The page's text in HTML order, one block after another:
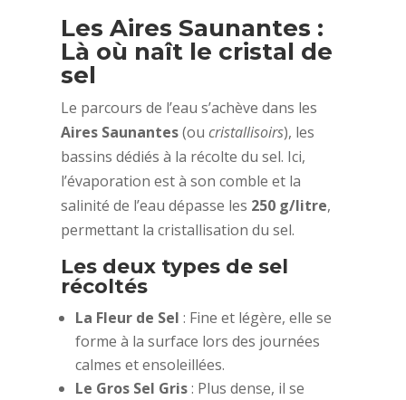
Les Aires Saunantes :
Là où naît le cristal de
sel
Le parcours de l’eau s’achève dans les
Aires Saunantes(oucristallisoirs), les
bassins dédiés à la récolte du sel. Ici,
l’évaporation est à son comble et la
salinité de l’eau dépasse les 250 g/litre,
permettant la cristallisation du sel.
Les deux types de sel
récoltés
La Fleur de Sel : Fine et légère, elle se
forme à la surface lors des journées
calmes et ensoleillées.
Le Gros Sel Gris: Plus dense, il se